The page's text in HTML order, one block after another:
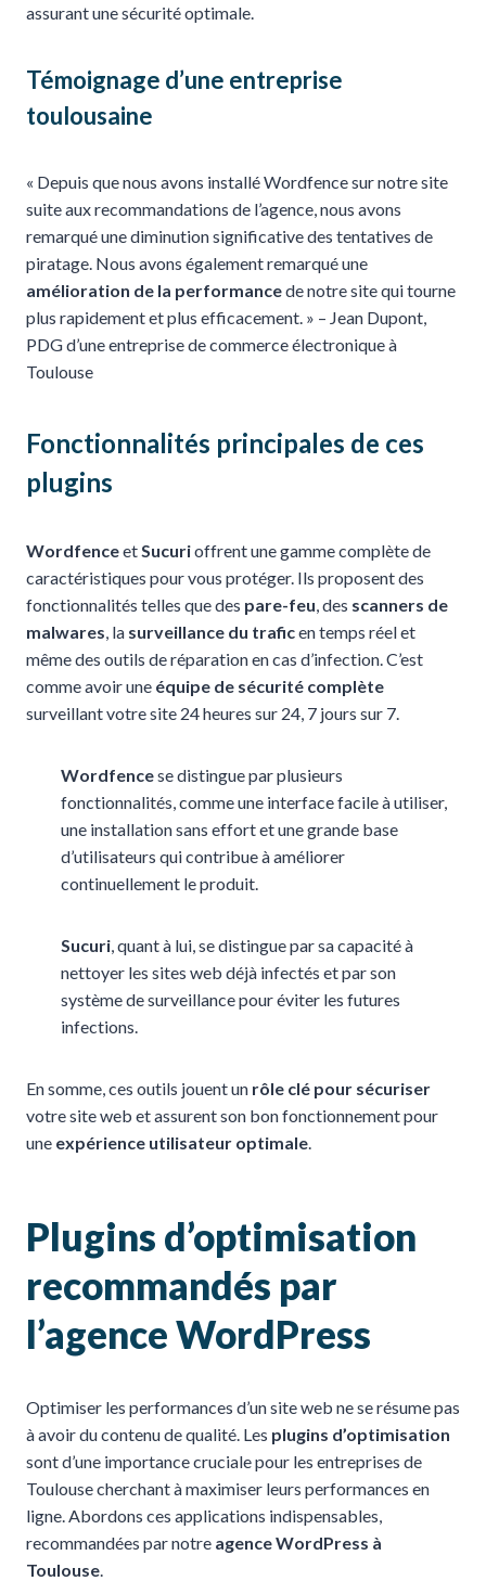
assurant une sécurité optimale.
Témoignage d’une entreprise
toulousaine
« Depuis que nous avons installé Wordfence sur notre site
suite aux recommandations de l’agence, nous avons
remarqué une diminution significative des tentatives de
piratage. Nous avons également remarqué une
amélioration de la performancede notre site qui tourne
plus rapidement et plus efficacement. » – Jean Dupont,
PDG d’une entreprise de commerce électronique à
Toulouse
Fonctionnalités principales de ces
plugins
Wordfenceet Sucurioffrent une gamme complète de
caractéristiques pour vous protéger. Ils proposent des
fonctionnalités telles que des pare-feu , des scanners de
malwares , la surveillance du traficen temps réel et
même des outils de réparation en cas d’infection. C’est
comme avoir une équipe de sécurité complète
surveillant votre site 24 heures sur 24, 7 jours sur 7.
Wordfencese distingue par plusieurs
fonctionnalités, comme une interface facile à utiliser,
une installation sans effort et une grande base
d’utilisateurs qui contribue à améliorer
continuellement le produit.
Sucuri , quant à lui, se distingue par sa capacité à
nettoyer les sites web déjà infectés et par son
système de surveillance pour éviter les futures
infections.
En somme, ces outils jouent un rôle clé pour sécuriser
votre site web et assurent son bon fonctionnement pour
une expérience utilisateur optimale
Plugins d’optimisation
recommandés par
l’agence WordPress
Optimiser les performances d’un site web ne se résume pas
à avoir du contenu de qualité. Les plugins d’optimisation
sont d’une importance cruciale pour les entreprises de
Toulouse cherchant à maximiser leurs performances en
ligne. Abordons ces applications indispensables,
recommandées par notre agence WordPress à
Toulouse.